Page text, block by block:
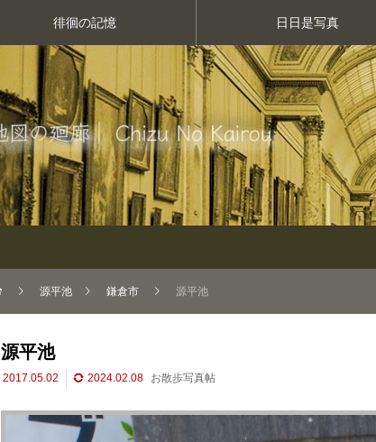
徘徊の記憶 日日是写真
源平池 鎌倉市 源平池
源平池
2017.05.02 2024.02.08 お散歩写真帖